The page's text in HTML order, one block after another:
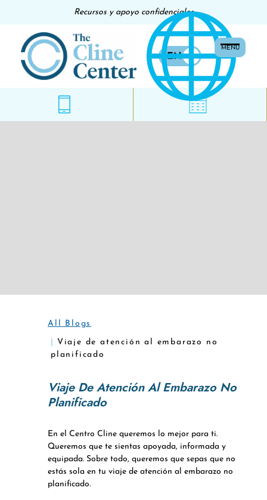
Recursos y apoyo confidenciales
ENES
MENU
All Blogs
Viaje de atención al embarazo no
planificado
Viaje De Atención Al Embarazo No
Planificado
En el Centro Cline queremos lo mejor para ti.
Queremos que te sientas apoyada, informada y
equipada. Sobre todo, queremos que sepas que no
estás sola en tu viaje de atención al embarazo no
planificado.